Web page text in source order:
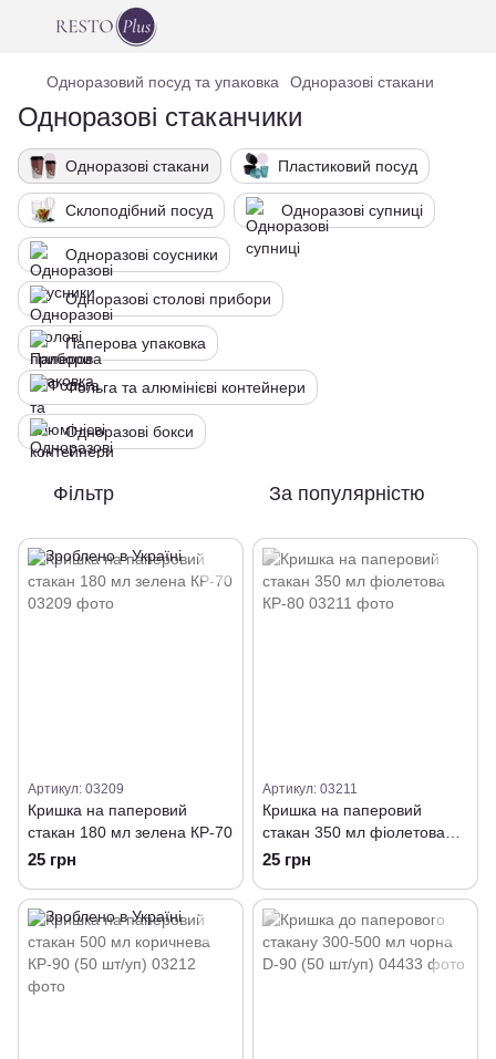
Одноразовий посуд та упаковка Одноразові стакани
Одноразові стаканчики
Одноразові стакани Пластиковий посуд
Склоподібний посуд Одноразові супниці
Одноразові соусники
Одноразові столові прибори
Паперова упаковка
Фольга та алюмінієві контейнери
Одноразові бокси
Фільтр За популярністю
Артикул: 03209
Кришка на паперовий
стакан 180 мл зелена КР-70
25 грн
Артикул: 03211
Кришка на паперовий
стакан 350 мл фіолетова
КР-80
25 грн